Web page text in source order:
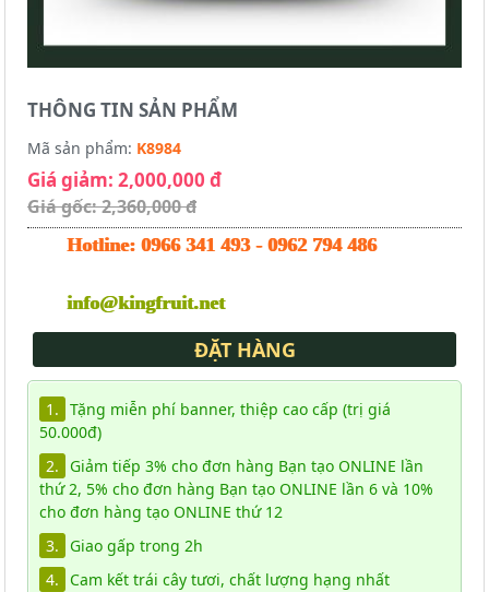
THÔNG TIN SẢN PHẨM
Mã sản phẩm: K8984
Giá giảm: 2,000,000 đ
Giá gốc: 2,360,000 đ
Hotline: 0966 341 493 - 0962 794 486
info@kingfruit.net
ĐẶT HÀNG
1. Tặng miễn phí banner, thiệp cao cấp (trị giá
50.000đ)
2.
Giảm tiếp 3% cho đơn hàng Bạn tạo ONLINE lần
thứ 2, 5% cho đơn hàng Bạn tạo ONLINE lần 6 và 10%
cho đơn hàng tạo ONLINE thứ 12
3.
Giao gấp trong 2h
4.
Cam kết trái cây tươi, chất lượng hạng nhất